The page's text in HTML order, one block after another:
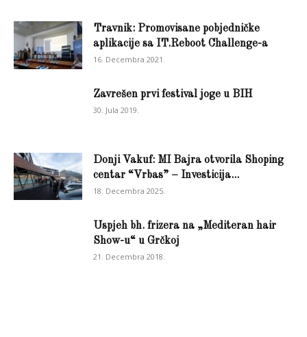
Travnik: Promovisane pobjedničke
aplikacije sa IT.Reboot Challenge-a
16. Decembra 2021.
Zavrešen prvi festival joge u BIH
30. Jula 2019.
Donji Vakuf: MI Bajra otvorila Shoping
centar “Vrbas” – Investicija...
18. Decembra 2025.
Uspjeh bh. frizera na „Mediteran hair
Show-u“ u Grčkoj
21. Decembra 2018.